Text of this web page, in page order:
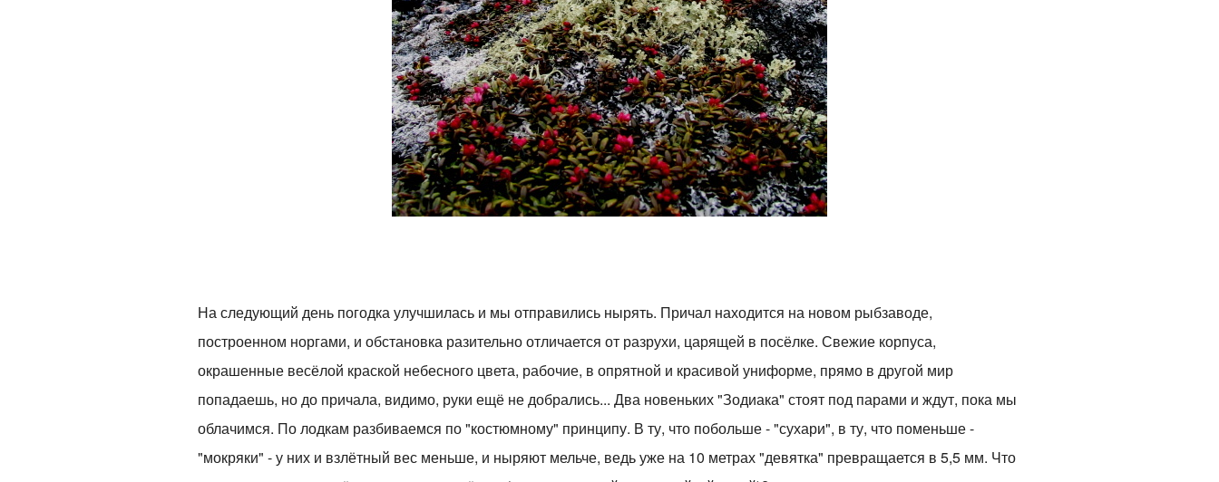
На следующий день погодка улучшилась и мы отправились нырять. Причал находится на новом рыбзаводе,
построенном норгами, и обстановка разительно отличается от разрухи, царящей в посёлке. Свежие корпуса,
окрашенные весёлой краской небесного цвета, рабочие, в опрятной и красивой униформе, прямо в другой мир
попадаешь, но до причала, видимо, руки ещё не добрались... Два новеньких "Зодиака" стоят под парами и ждут, пока мы
облачимся. По лодкам разбиваемся по "костюмному" принципу. В ту, что побольше - "сухари", в ту, что поменьше -
"мокряки" - у них и взлётный вес меньше, и ныряют мельче, ведь уже на 10 метрах "девятка" превращается в 5,5 мм. Что